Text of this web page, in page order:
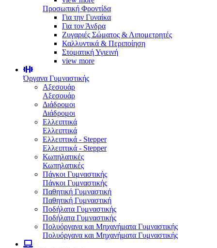
Προσωπική Φροντίδα
Για την Γυναίκα
Για τον Άνδρα
Ζυγαριές Σώματος & Λιπομετρητές
Καλλυντικά & Περιποίηση
Στοματική Υγιεινή
view more
Όργανα Γυμναστικής
Αξεσουάρ
Αξεσουάρ
Διάδρομοι
Διάδρομοι
Ελλειπτικά
Ελλειπτικά
Ελλειπτικά - Stepper
Ελλειπτικά - Stepper
Κωπηλατικές
Κωπηλατικές
Πάγκοι Γυμναστικής
Πάγκοι Γυμναστικής
Παθητική Γυμναστική
Παθητική Γυμναστική
Ποδήλατα Γυμναστικής
Ποδήλατα Γυμναστικής
Πολυόργανα και Μηχανήματα Γυμναστικής
Πολυόργανα και Μηχανήματα Γυμναστικής